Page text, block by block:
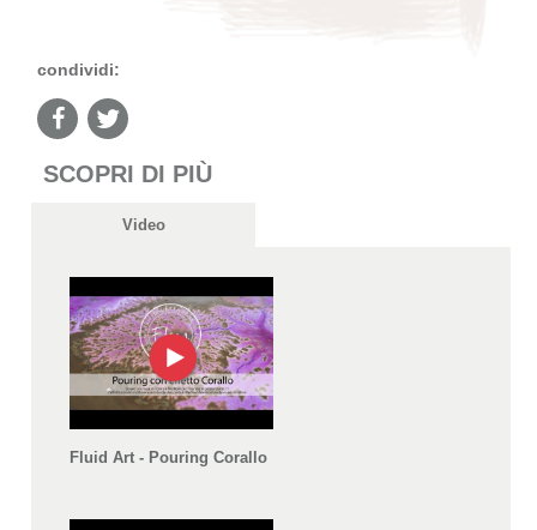
condividi:
SCOPRI DI PIÙ
Video
Fluid Art - Pouring Corallo